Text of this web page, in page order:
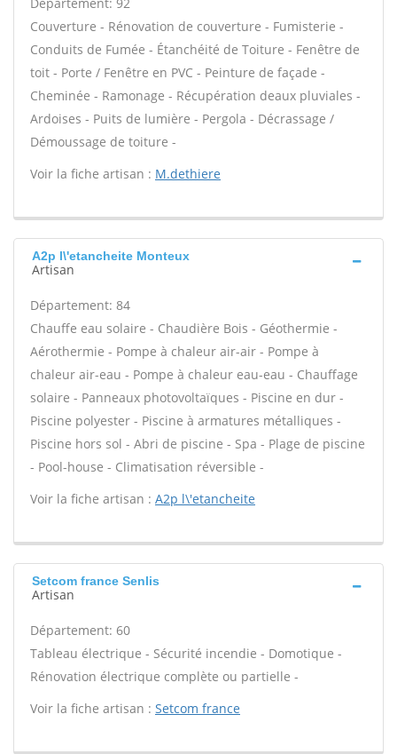
Couverture - Rénovation de couverture - Fumisterie -
Conduits de Fumée - Étanchéité de Toiture - Fenêtre de
toit - Porte / Fenêtre en PVC - Peinture de façade -
Cheminée - Ramonage - Récupération deaux pluviales -
Ardoises - Puits de lumière - Pergola - Décrassage /
Démoussage de toiture -
Voir la fiche artisan : M.dethiere
A2p l\'etancheite Monteux
Artisan
Département: 84
Chauffe eau solaire - Chaudière Bois - Géothermie -
Aérothermie - Pompe à chaleur air-air - Pompe à
chaleur air-eau - Pompe à chaleur eau-eau - Chauffage
solaire - Panneaux photovoltaïques - Piscine en dur -
Piscine polyester - Piscine à armatures métalliques -
Piscine hors sol - Abri de piscine - Spa - Plage de piscine
- Pool-house - Climatisation réversible -
Voir la fiche artisan : A2p l\'etancheite
Setcom france Senlis
Artisan
Département: 60
Tableau électrique - Sécurité incendie - Domotique -
Rénovation électrique complète ou partielle -
Voir la fiche artisan : Setcom france